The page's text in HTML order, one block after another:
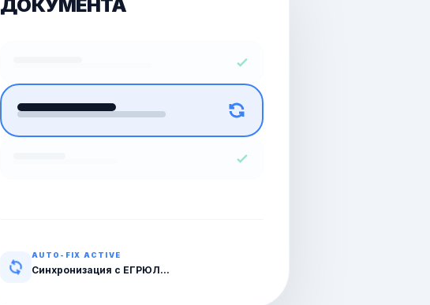
ДОКУМЕНТА
AUTO-FIX ACTIVE
Синхронизация с ЕГРЮЛ...